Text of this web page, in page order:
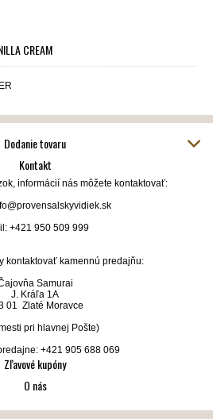
CREAM
Dodanie tovaru
Kontakt
informácií nás môžete kontaktovať:
+421 950 509 999
kontaktovať kamennú predajňu:
Samurai
J. Kráľa 1A
01 Zlaté Moravce
pri hlavnej Pošte)
+421 905 688 069
Zľavové kupóny
O nás